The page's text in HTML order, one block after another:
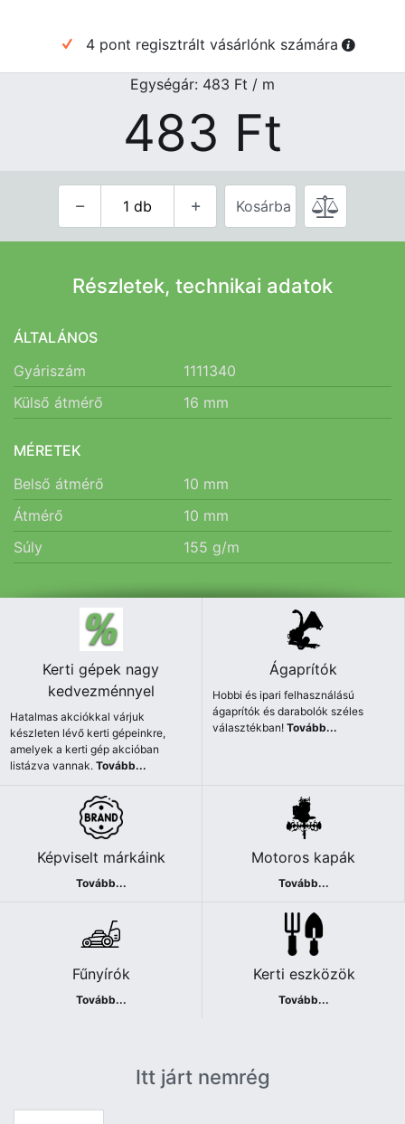
4 pont regisztrált vásárlónk számára
Egységár: 483 Ft / m
483 Ft
Kosárba
Részletek, technikai adatok
ÁLTALÁNOS
Gyáriszám
1111340
Külső átmérő
16 mm
MÉRETEK
Belső átmérő
10 mm
Átmérő
10 mm
Súly
155 g/m
Kerti gépek nagy
kedvezménnyel
Hatalmas akciókkal várjuk
készleten lévő kerti gépeinkre,
amelyek a kerti gép akcióban
listázva vannak.Tovább...
Ágaprítók
Hobbi és ipari felhasználású
ágaprítók és darabolók széles
választékban!Tovább...
Képviselt márkáink
Tovább...
Motoros kapák
Tovább...
Fűnyírók
Tovább...
Kerti eszközök
Tovább...
Itt járt nemrég